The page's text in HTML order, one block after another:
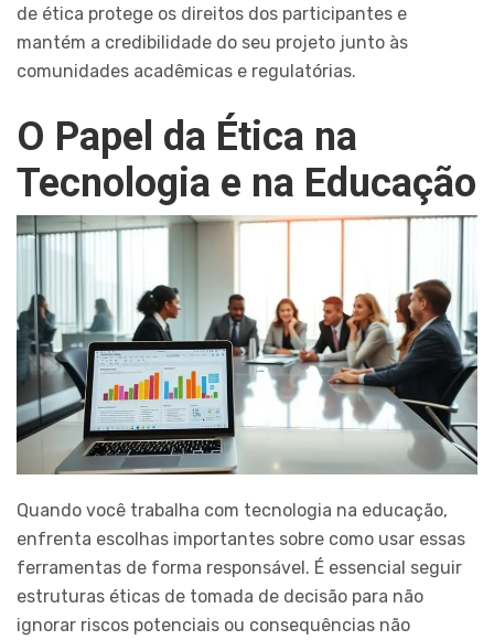
de ética protege os direitos dos participantes e
mantém a credibilidade do seu projeto junto às
comunidades acadêmicas e regulatórias.
O Papel da Ética na
Tecnologia e na Educação
Quando você trabalha com tecnologia na educação,
enfrenta escolhas importantes sobre como usar essas
ferramentas de forma responsável. É essencial seguir
estruturas éticas de tomada de decisão para não
ignorar riscos potenciais ou consequências não